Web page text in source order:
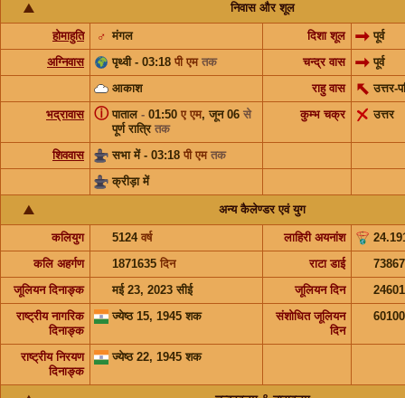
निवास और शूल
होमाहुति मंगल
♂ दिशा शूल
पूर्व
अग्निवास
पृथ्वी - 03:18 पी एम तक चन्द्र वास
पूर्व
आकाश
राहु वास
उत्तर-
भद्रावास
पाताल - 01:50 ए एम, जून 06 से
पूर्ण रात्रि तक
ⓘ कुम्भ चक्र उत्तर
शिववास सभा में - 03:18 पी एम तक
क्रीड़ा में
अन्य कैलेण्डर एवं युग
कलियुग 5124 वर्ष लाहिरी अयनांश
कलि अहर्गण
1871635 दिन राटा डाई
जूलियन दिनाङ्क
मई 23, 2023 सीई जूलियन दिन
राष्ट्रीय नागरिक
दिनाङ्क
ज्येष्ठ 15, 1945 शक
संशोधित जूलियन
दिन
राष्ट्रीय निरयण
दिनाङ्क
ज्येष्ठ 22, 1945 शक